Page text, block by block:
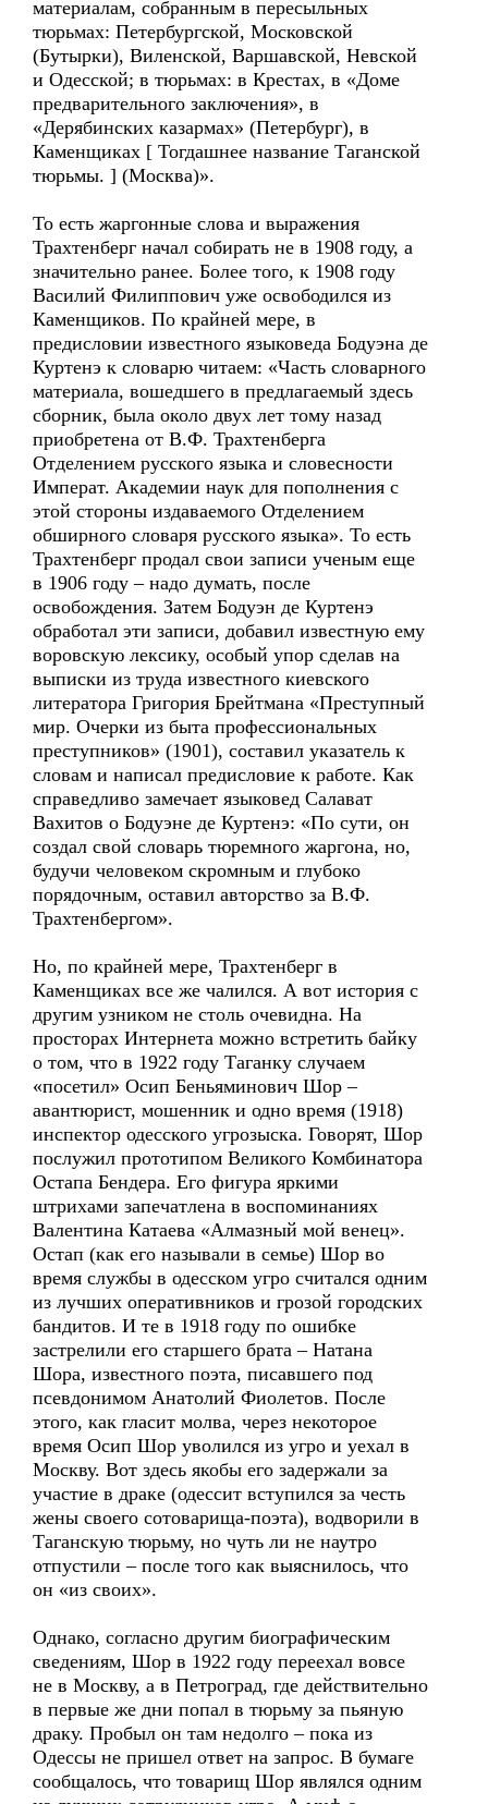
материалам, собранным в пересыльных
тюрьмах: Петербургской, Московской
(Бутырки), Виленской, Варшавской, Невской
и Одесской; в тюрьмах: в Крестах, в «Доме
предварительного заключения», в
«Дерябинских казармах» (Петербург), в
Каменщиках [ Тогдашнее название Таганской
тюрьмы. ] (Москва)».
То есть жаргонные слова и выражения
Трахтенберг начал собирать не в 1908 году, а
значительно ранее. Более того, к 1908 году
Василий Филиппович уже освободился из
Каменщиков. По крайней мере, в
предисловии известного языковеда Бодуэна де
Куртенэ к словарю читаем: «Часть словарного
материала, вошедшего в предлагаемый здесь
сборник, была около двух лет тому назад
приобретена от В.Ф. Трахтенберга
Отделением русского языка и словесности
Императ. Академии наук для пополнения с
этой стороны издаваемого Отделением
обширного словаря русского языка». То есть
Трахтенберг продал свои записи ученым еще
в 1906 году – надо думать, после
освобождения. Затем Бодуэн де Куртенэ
обработал эти записи, добавил известную ему
воровскую лексику, особый упор сделав на
выписки из труда известного киевского
литератора Григория Брейтмана «Преступный
мир. Очерки из быта профессиональных
преступников» (1901), составил указатель к
словам и написал предисловие к работе. Как
справедливо замечает языковед Салават
Вахитов о Бодуэне де Куртенэ: «По сути, он
создал свой словарь тюремного жаргона, но,
будучи человеком скромным и глубоко
порядочным, оставил авторство за В.Ф.
Трахтенбергом».
Но, по крайней мере, Трахтенберг в
Каменщиках все же чалился. А вот история с
другим узником не столь очевидна. На
просторах Интернета можно встретить байку
о том, что в 1922 году Таганку случаем
«посетил» Осип Беньяминович Шор –
авантюрист, мошенник и одно время (1918)
инспектор одесского угрозыска. Говорят, Шор
послужил прототипом Великого Комбинатора
Остапа Бендера. Его фигура яркими
штрихами запечатлена в воспоминаниях
Валентина Катаева «Алмазный мой венец».
Остап (как его называли в семье) Шор во
время службы в одесском угро считался одним
из лучших оперативников и грозой городских
бандитов. И те в 1918 году по ошибке
застрелили его старшего брата – Натана
Шора, известного поэта, писавшего под
псевдонимом Анатолий Фиолетов. После
этого, как гласит молва, через некоторое
время Осип Шор уволился из угро и уехал в
Москву. Вот здесь якобы его задержали за
участие в драке (одессит вступился за честь
жены своего сотоварища-поэта), водворили в
Таганскую тюрьму, но чуть ли не наутро
отпустили – после того как выяснилось, что
он «из своих».
Однако, согласно другим биографическим
сведениям, Шор в 1922 году переехал вовсе
не в Москву, а в Петроград, где действительно
в первые же дни попал в тюрьму за пьяную
драку. Пробыл он там недолго – пока из
Одессы не пришел ответ на запрос. В бумаге
сообщалось, что товарищ Шор являлся одним